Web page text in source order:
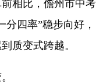
相比，儋州市中考
四率”稳步向好，
质变式跨越。